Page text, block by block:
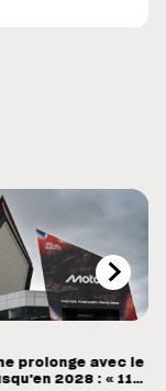
prolonge avec le
2028 : « 11